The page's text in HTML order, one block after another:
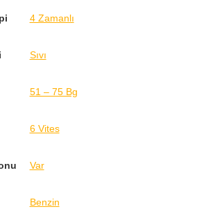
4 Zamanlı
Sıvı
51 – 75 Bg
6 Vites
Var
Benzin